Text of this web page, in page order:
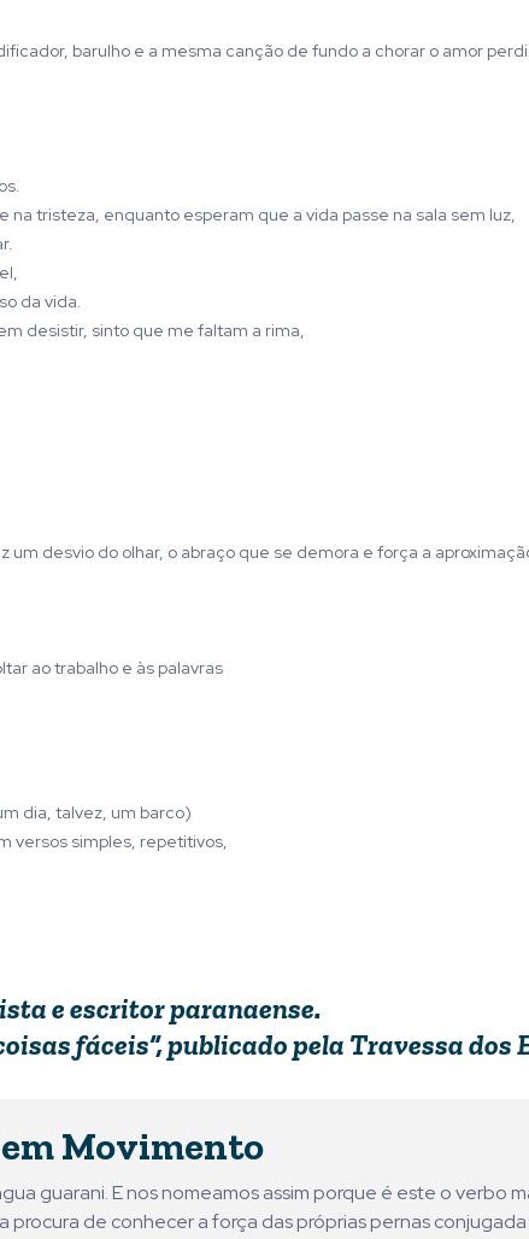
barulho e a mesma canção de fundo a chorar o amor
na tristeza, enquanto esperam que a vida passe na sala sem luz,
da vida.
desistir, sinto que me faltam a rima,
desvio do olhar, o abraço que se demora e força a
ao trabalho e às palavras
dia, talvez, um barco)
versos simples, repetitivos,
e escritor paranaense.
fáceis”,publicado pela Travessa dos
Movimento
guarani. E nos nomeamos assim porque é este o verbo
procura de conhecer a força das próprias pernas